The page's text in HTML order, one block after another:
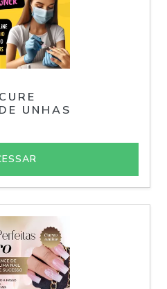
UNHAS